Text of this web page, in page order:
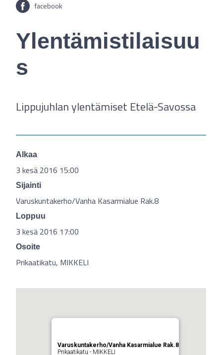
facebook
Ylentämistilaisuu
s
Lippujuhlan ylentämiset Etelä-Savossa
Alkaa
3 kesä 2016 15:00
Sijainti
Varuskuntakerho/Vanha Kasarmialue Rak.8
Loppuu
3 kesä 2016 17:00
Osoite
Prikaatikatu, MIKKELI
Varuskuntakerho/Vanha Kasarmialue Rak.8
Prikaatikatu - MIKKELI